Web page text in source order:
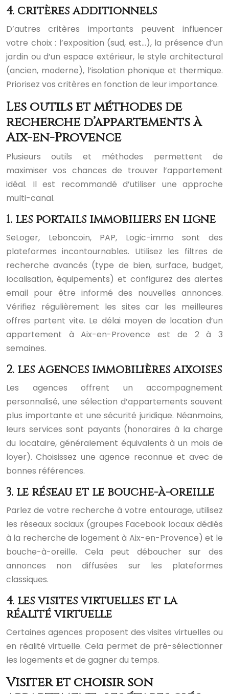
4. critères additionnels
D’autres critères importants peuvent influencer
votre choix : l’exposition (sud, est…), la présence d’un
jardin ou d’un espace extérieur, le style architectural
(ancien, moderne), l’isolation phonique et thermique.
Priorisez vos critères en fonction de leur importance.
Les outils et méthodes de
recherche d’appartements à
Aix-en-Provence
Plusieurs outils et méthodes permettent de
maximiser vos chances de trouver l’appartement
idéal. Il est recommandé d’utiliser une approche
multi-canal.
1. les portails immobiliers en ligne
SeLoger, Leboncoin, PAP, Logic-immo sont des
plateformes incontournables. Utilisez les filtres de
recherche avancés (type de bien, surface, budget,
localisation, équipements) et configurez des alertes
email pour être informé des nouvelles annonces.
Vérifiez régulièrement les sites car les meilleures
offres partent vite. Le délai moyen de location d’un
appartement à Aix-en-Provence est de 2 à 3
semaines.
2. les agences immobilières aixoises
Les agences offrent un accompagnement
personnalisé, une sélection d’appartements souvent
plus importante et une sécurité juridique. Néanmoins,
leurs services sont payants (honoraires à la charge
du locataire, généralement équivalents à un mois de
loyer). Choisissez une agence reconnue et avec de
bonnes références.
3. le réseau et le bouche-à-oreille
Parlez de votre recherche à votre entourage, utilisez
les réseaux sociaux (groupes Facebook locaux dédiés
à la recherche de logement à Aix-en-Provence) et le
bouche-à-oreille. Cela peut déboucher sur des
annonces non diffusées sur les plateformes
classiques.
4. les visites virtuelles et la
réalité virtuelle
Certaines agences proposent des visites virtuelles ou
en réalité virtuelle. Cela permet de pré-sélectionner
les logements et de gagner du temps.
Visiter et choisir son